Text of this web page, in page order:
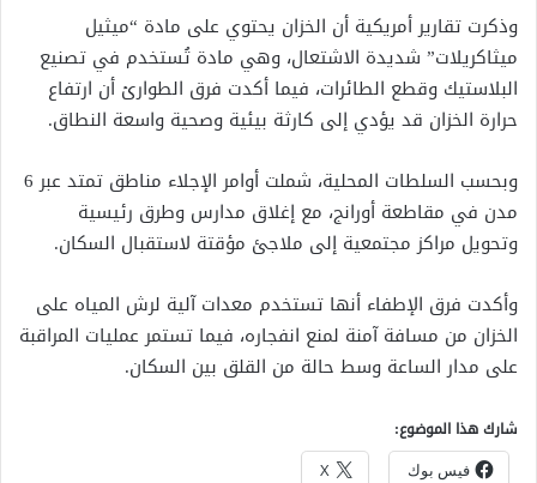
وذكرت تقارير أمريكية أن الخزان يحتوي على مادة “ميثيل
ميثاكريلات” شديدة الاشتعال، وهي مادة تُستخدم في تصنيع
البلاستيك وقطع الطائرات، فيما أكدت فرق الطوارئ أن ارتفاع
حرارة الخزان قد يؤدي إلى كارثة بيئية وصحية واسعة النطاق.
وبحسب السلطات المحلية، شملت أوامر الإجلاء مناطق تمتد عبر 6
مدن في مقاطعة أورانج، مع إغلاق مدارس وطرق رئيسية
وتحويل مراكز مجتمعية إلى ملاجئ مؤقتة لاستقبال السكان.
وأكدت فرق الإطفاء أنها تستخدم معدات آلية لرش المياه على
الخزان من مسافة آمنة لمنع انفجاره، فيما تستمر عمليات المراقبة
على مدار الساعة وسط حالة من القلق بين السكان.
شارك هذا الموضوع:
فيس بوك X